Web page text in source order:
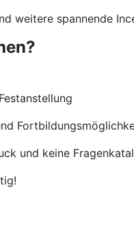
weitere spannende
und keine